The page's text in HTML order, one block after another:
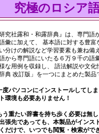
究極のロシア
研究社露和・和露辞典』は、専門
彙に加えて、 基本語に対する豊
分けの解説など学習要素も兼ね備
から専門語にいたる６万９千の語
な用例を収録し、 語法解説や文
典 改訂版」を一つにまとめた製品
度パソコンにインストールしてし
環境も必要ありません！
う重たい辞書を持ち歩く必要は無
張先であっても、本製品がインス
だけで、いつでも閲覧・検索がで